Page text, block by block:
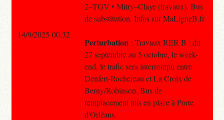
2–TGV • Mitry–Claye (travaux). Bus
de substitution. Infos sur MaLigneB.fr
Perturbation : Travaux RER B : du
27 septembre au 5 octobre, le week-
end, le trafic sera interrompu entre
Denfert-Rochereau et La Croix de
Berny/Robinson. Bus de
remplacement mis en place à Porte
d'Orléans.
14/9/2025 00:32